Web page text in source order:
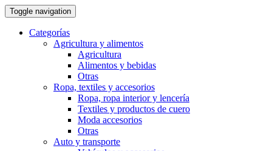
Toggle navigation
Categorías
Agricultura y alimentos
Agricultura
Alimentos y bebidas
Otras
Ropa, textiles y accesorios
Ropa, ropa interior y lencería
Textiles y productos de cuero
Moda accesorios
Otras
Auto y transporte